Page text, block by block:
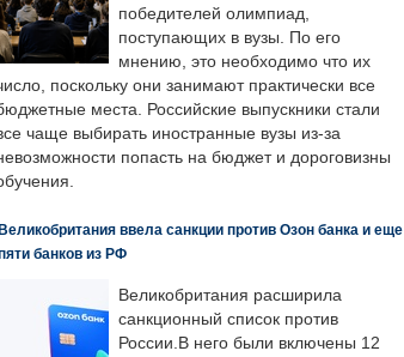
победителей олимпиад,
поступающих в вузы. По его
мнению, это необходимо что их
поскольку они занимают практически все
места. Российские выпускники стали
чаще выбирать иностранные вузы из-за
попасть на бюджет и дороговизны
ввела санкции против Озон банка и еще
банков из РФ
Великобритания расширила
санкционный список против
России.В него были включены 12